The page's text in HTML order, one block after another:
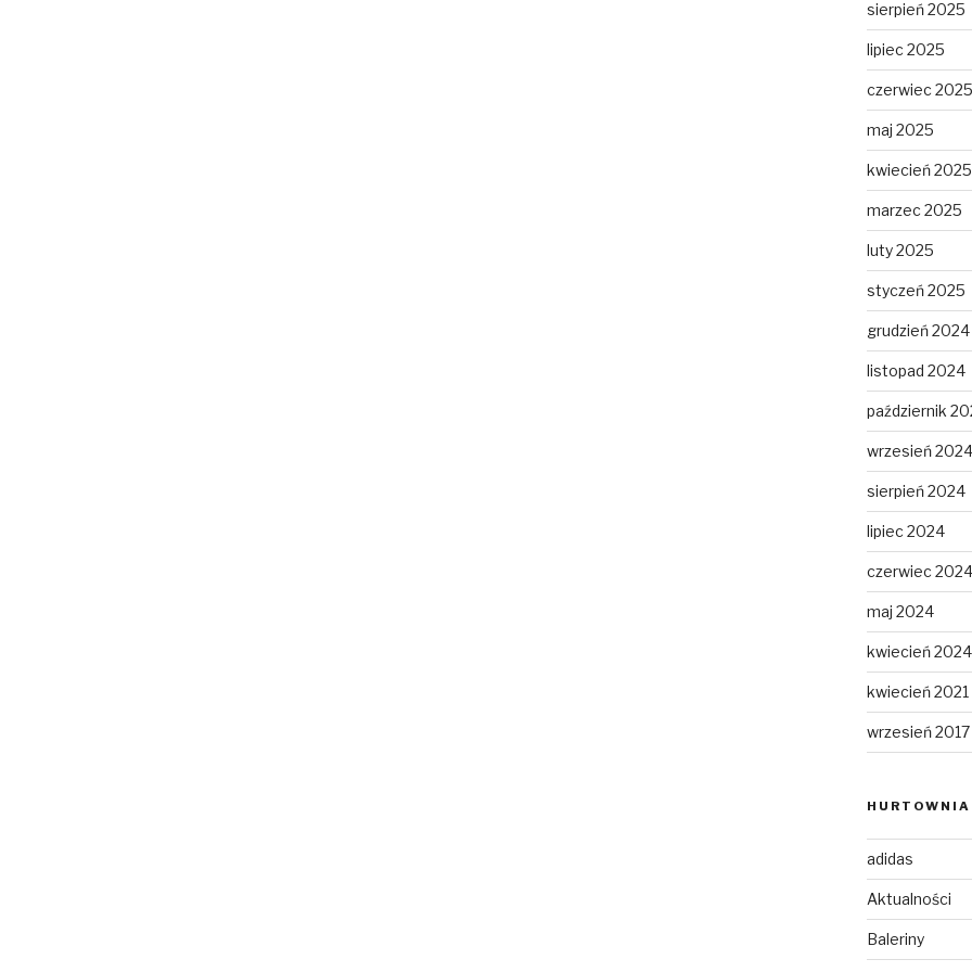
sierpień 2025
lipiec 2025
czerwiec 2025
maj 2025
kwiecień 2025
marzec 2025
luty 2025
styczeń 2025
grudzień 2024
listopad 2024
październik
wrzesień 2024
sierpień 2024
lipiec 2024
czerwiec 2024
maj 2024
kwiecień 2024
kwiecień 2021
wrzesień 2017
adidas
Aktualności
Baleriny